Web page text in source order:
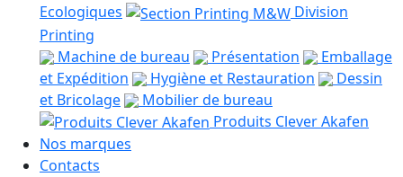
Ecologiques
Division
Printing
Machine de bureau
Présentation
Emballage
et Expédition
Hygiène et Restauration
Dessin
et Bricolage
Mobilier de bureau
Produits Clever Akafen
Nos marques
Contacts